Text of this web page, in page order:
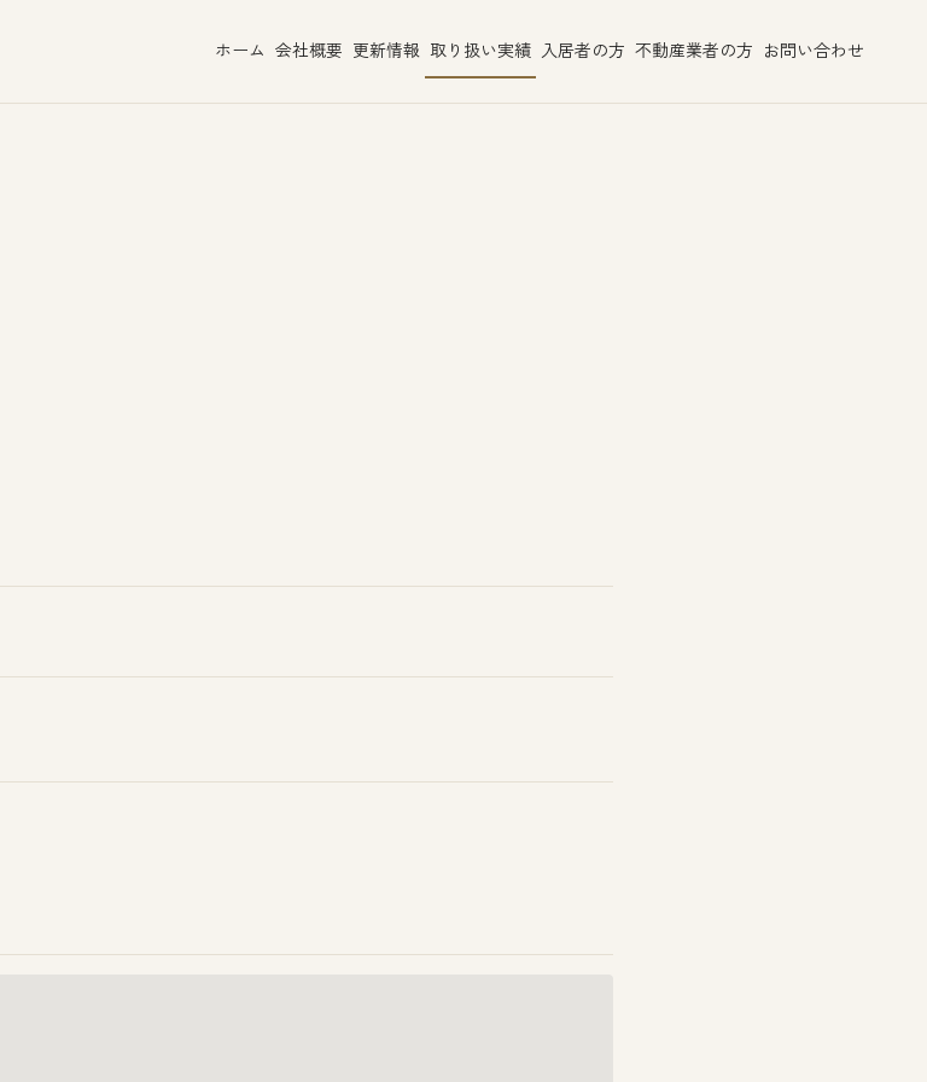
ホーム 会社概要 更新情報 取り扱い実績 入居者の方 不動産業者の方 お問い合わせ